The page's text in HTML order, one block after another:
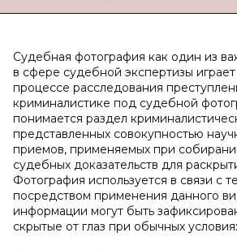
Судебная фотография как один из
в сфере судебной экспертизы
процессе расследования
криминалистике под судебной
понимается раздел
представленных совокупностью
приемов, применяемых при
судебных доказательств для
Фотография используется в связи с
посредством применения данного
информации могут быть
скрытые от глаз при обычных